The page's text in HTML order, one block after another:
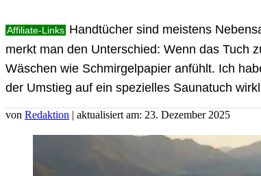
Affiliate-Links Handtücher sind meistens
merkt man den Unterschied: Wenn das Tuch
Wäschen wie Schmirgelpapier anfühlt. Ich
der Umstieg auf ein spezielles Saunatuch
von Redaktion | aktualisiert am: 23. Dezember 2025